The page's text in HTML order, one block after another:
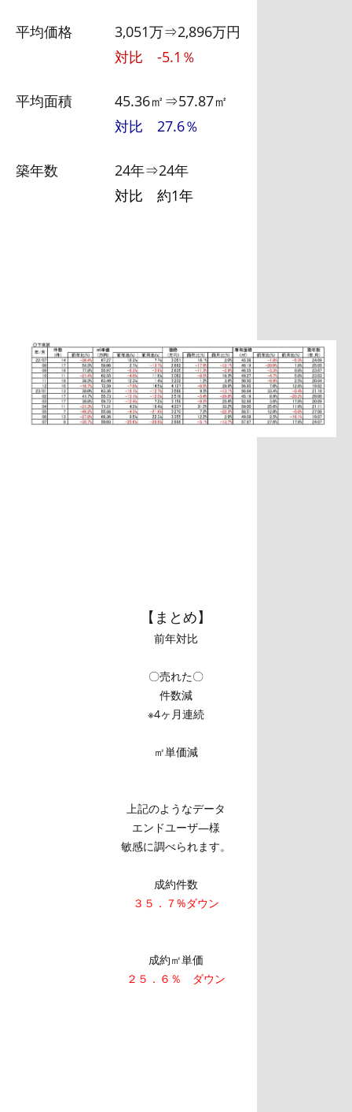
平均価格 3,051万⇒2,896万円
対比 -5.1％
平均面積 45.36㎡⇒57.87㎡
対比 27.6％
築年数 24年⇒24年
対比 約1年
【まとめ】
前年対比
〇売れた〇
件数減
※4ヶ月連続
㎡単価減
上記のようなデータ
エンドユーザ―様
敏感に調べられます。
成約件数
３５．７%ダウン
成約㎡単価
２５．６％ ダウン